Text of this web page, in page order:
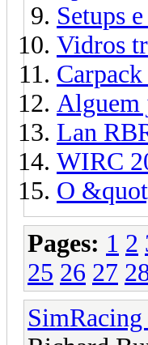
Setups
Vidros
Carpack
Alguem
Lan
WIRC
O
Pages: 1 2
25 26 27